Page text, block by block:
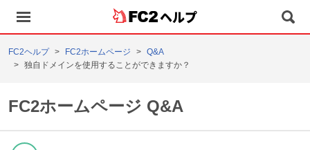
ヘルプ
FC2ヘルプ FC2ホームページ
Q&A
独自ドメインを使用することができますか？
FC2ホームページ Q&A